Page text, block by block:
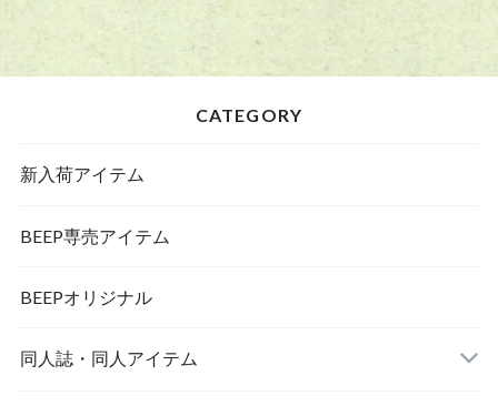
CATEGORY
新入荷アイテム
BEEP専売アイテム
BEEPオリジナル
同人誌・同人アイテム